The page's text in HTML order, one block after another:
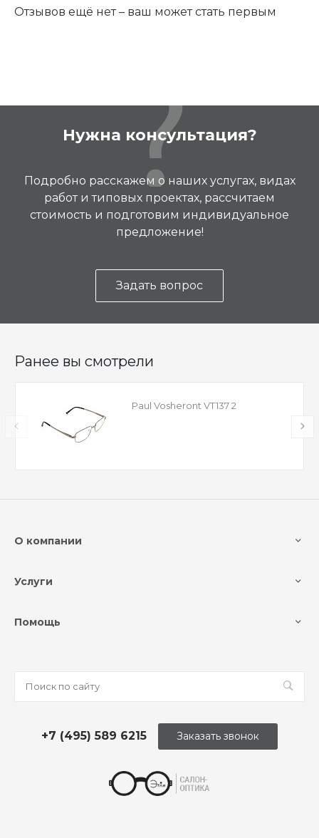
Отзывов ещё нет – ваш может стать первым
Нужна консультация?
Подробно расскажем о наших услугах, видах
работ и типовых проектах, рассчитаем
стоимость и подготовим индивидуальное
предложение!
Задать вопрос
Ранее вы смотрели
Paul Vosheront VT137 2
О компании
Услуги
Помощь
+7 (495) 589 6215 Заказать звонок